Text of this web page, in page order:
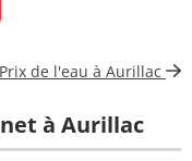
>=6,5 et <=9
<=25 °C
Prix de l'eau à Aurillac
à Aurillac